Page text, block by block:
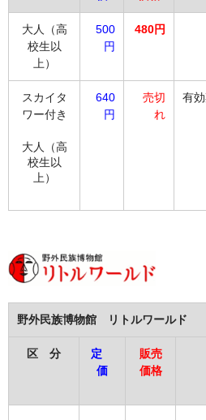
大人（高
校生以
上）
500
円
480円
スカイタ
ワー付き
大人（高
校生以
上）
640
円
売切
れ
有効
野外民族博物館 リトルワールド
区 分
定
価
販売
価格